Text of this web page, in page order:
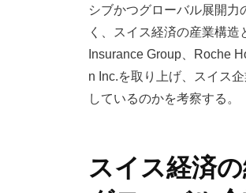
シブかつグローバル展開
く、スイス経済の産業構
Insurance Group、 Roche
n Inc.を取り上げ、スイス
しているのかを考察する。
スイス経済